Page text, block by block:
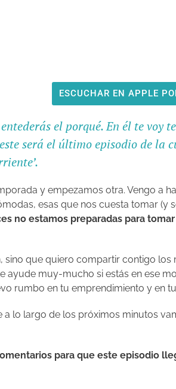
ESCUCHAR EN APPLE
el porqué. En él te voy
será el último episodio de la
y empezamos otra. Vengo a
esas que nos cuesta tomar (y
no estamos preparadas para
sino que quiero compartir contigo los
ayude muy-mucho si estás en ese
rumbo en tu emprendimiento y en
lo largo de los próximos minutos
para que este episodio